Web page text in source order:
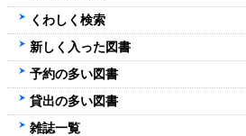
くわしく検索
新しく入った図書
予約の多い図書
貸出の多い図書
雑誌一覧